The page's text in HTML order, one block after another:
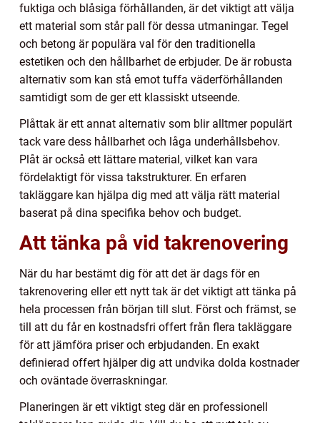
fuktiga och blåsiga förhållanden, är det viktigt att välja
ett material som står pall för dessa utmaningar. Tegel
och betong är populära val för den traditionella
estetiken och den hållbarhet de erbjuder. De är robusta
alternativ som kan stå emot tuffa väderförhållanden
samtidigt som de ger ett klassiskt utseende.
Plåttak är ett annat alternativ som blir alltmer populärt
tack vare dess hållbarhet och låga underhållsbehov.
Plåt är också ett lättare material, vilket kan vara
fördelaktigt för vissa takstrukturer. En erfaren
takläggare kan hjälpa dig med att välja rätt material
baserat på dina specifika behov och budget.
Att tänka på vid takrenovering
När du har bestämt dig för att det är dags för en
takrenovering eller ett nytt tak är det viktigt att tänka på
hela processen från början till slut. Först och främst, se
till att du får en kostnadsfri offert från flera takläggare
för att jämföra priser och erbjudanden. En exakt
definierad offert hjälper dig att undvika dolda kostnader
och oväntade överraskningar.
Planeringen är ett viktigt steg där en professionell